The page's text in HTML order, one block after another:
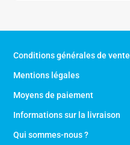
Conditions générales de vente
Mentions légales
Moyens de paiement
Informations sur la livraison
Qui sommes-nous ?